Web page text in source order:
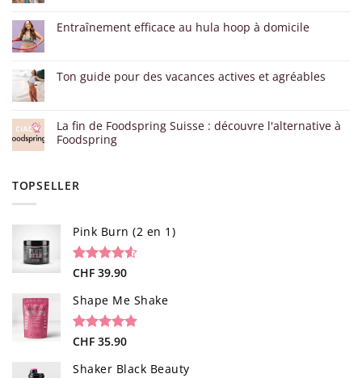
Entraînement efficace au hula hoop à domicile
Ton guide pour des vacances actives et agréables
La fin de Foodspring Suisse : découvre l'alternative à
Foodspring
TOPSELLER
Pink Burn (2 en 1)
Noté4.52
sur
96
notations
client
CHF 39.90
Shape Me Shake
Noté4.85
sur
40
CHF 35.90
Shaker Black Beauty